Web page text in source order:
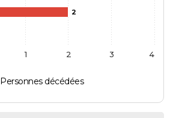
2
Personnes décédées
1 2 3 4